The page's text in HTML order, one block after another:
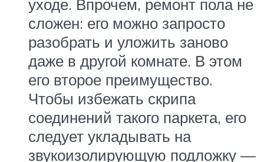
уходе. Впрочем, ремонт пола не
сложен: его можно запросто
разобрать и уложить заново
даже в другой комнате. В этом
его второе преимущество.
Чтобы избежать скрипа
соединений такого паркета, его
следует укладывать на
звукоизолирующую подложку —